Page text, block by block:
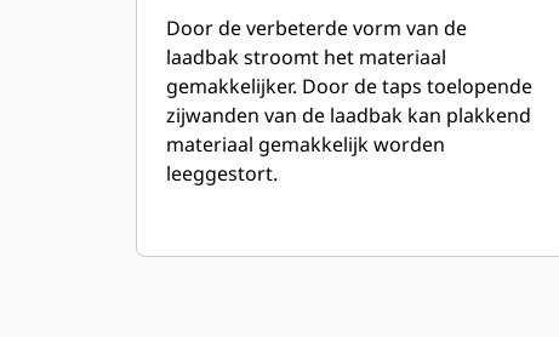
Door de verbeterde vorm van de
laadbak stroomt het materiaal
gemakkelijker. Door de taps toelopende
zijwanden van de laadbak kan plakkend
materiaal gemakkelijk worden
leeggestort.